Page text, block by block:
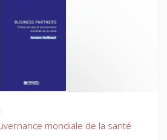
mondiale de la santé